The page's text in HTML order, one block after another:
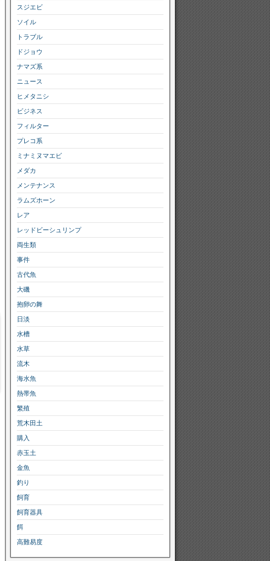
スジエビ
ソイル
トラブル
ドジョウ
ナマズ系
ニュース
ヒメタニシ
ビジネス
フィルター
プレコ系
ミナミヌマエビ
メダカ
メンテナンス
ラムズホーン
レア
レッドビーシュリンプ
両生類
事件
古代魚
大磯
抱卵の舞
日淡
水槽
水草
流木
海水魚
熱帯魚
繁殖
荒木田土
購入
赤玉土
金魚
釣り
飼育
飼育器具
餌
高難易度